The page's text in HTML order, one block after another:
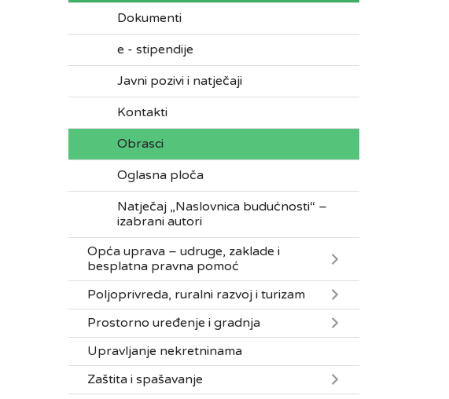
Dokumenti
e - stipendije
Javni pozivi i natječaji
Kontakti
Obrasci
Oglasna ploča
Natječaj „Naslovnica budućnosti“ –
izabrani autori
Opća uprava – udruge, zaklade i
besplatna pravna pomoć
Poljoprivreda, ruralni razvoj i turizam
Prostorno uređenje i gradnja
Upravljanje nekretninama
Zaštita i spašavanje